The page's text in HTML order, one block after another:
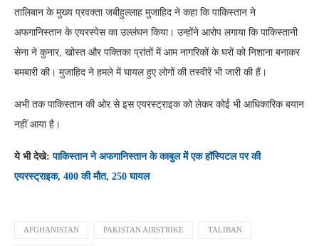
तालिबान के मुख्य प्रवक्ता जबीहुल्लाह मुजाहिद ने कहा कि पाकिस्तान ने
अफगानिस्तान के एयरस्पेस का उल्लंघन किया। उन्होंने आरोप लगाया कि पाकिस्तानी
सेना ने कुनार, खोस्त और पक्तिका प्रांतों में आम नागरिकों के घरों को निशाना बनाकर
बमबारी की। मुजाहिद ने हमले में घायल हुए लोगों की तस्वीरें भी जारी की हैं।
अभी तक पाकिस्तान की ओर से इस एयरस्ट्राइक को लेकर कोई भी आधिकारिक बयान
नहीं आया है।
ये भी देखे:पाकिस्तान ने अफगानिस्तान के काबुल में एक हॉस्पिटल पर की
एयरस्ट्राइक, 400 की मौत, 250 घायल
AFGHANISTAN PAKISTAN AIRSTRIKE TALIBAN